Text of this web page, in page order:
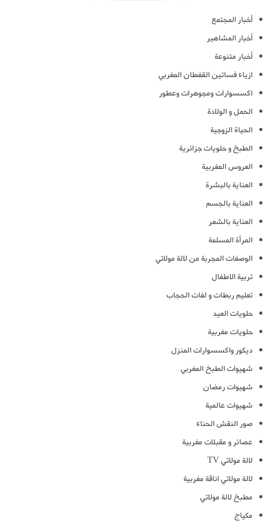
أخبار المجتمع
أخبار المشاهير
أخبار متنوعة
ازياء فساتين القفطان المغربي
اكسسوارات ومجوهرات وعطور
الحمل و الولادة
الحياة الزوجية
الطبخ و حلويات جزائرية
العروس المغربية
العناية بالبشرة
العناية بالجسم
العناية بالشعر
المرأة المسلمة
الوصفات المجربة من لالة مولاتي
تربية الاطفال
تعليم ربطات و لفات الحجاب
حلويات العيد
حلويات مغربية
ديكور واكسسوارات المنزل
شهيوات الطبخ المغربي
شهيوات رمضان
شهيوات عالمية
صور النقش الحناء
عصائر و مقبلات مغربية
لالة مولاتي TV
لالة مولاتي اناقة مغربية
مطبخ لالة مولاتي
مكياج